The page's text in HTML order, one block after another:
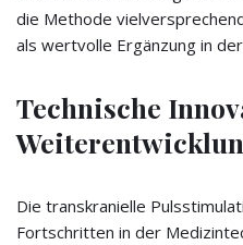
die Methode
als wertvolle Ergänzung in
Technische
Die transkranielle
Fortschritten in der